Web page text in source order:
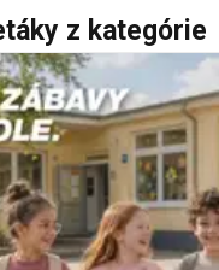
z kategórie